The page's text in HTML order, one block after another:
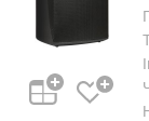
е
ш
е